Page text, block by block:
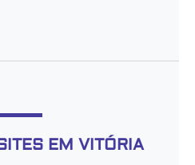
EM VITÓRIA